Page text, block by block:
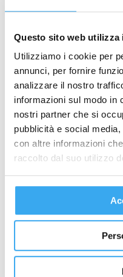
Questo sito web utilizza
Utilizziamo i cookie per
annunci, per fornire
analizzare il nostro
informazioni sul modo in
nostri partner che si
pubblicità e social
con altre informazioni
raccolto dal suo utilizzo
Qual è la differenza tra PM
(Project Management